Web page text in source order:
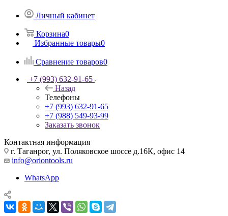
Личный кабинет
Корзина0
Избранные товары0
Сравнение товаров0
+7 (993) 632-91-65
Назад
Телефоны
+7 (993) 632-91-65
+7 (988) 549-93-99
Заказать звонок
Контактная информация
г. Таганрог, ул. Поляковское шоссе д.16К, офис 14
info@oriontools.ru
WhatsApp